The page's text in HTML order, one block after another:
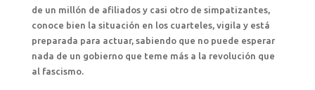
de un millón de afiliados y casi otro de simpatizantes,
conoce bien la situación en los cuarteles, vigila y está
preparada para actuar, sabiendo que no puede esperar
nada de un gobierno que teme más a la revolución que
al fascismo.